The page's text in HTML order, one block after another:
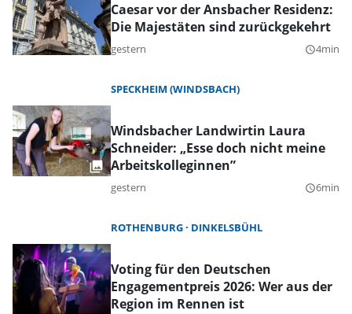
Caesar vor der Ansbacher Residenz:
Die Majestäten sind zurückgekehrt
gestern query_builder4min
SPECKHEIM (WINDSBACH)
Windsbacher Landwirtin Laura
Schneider: „Esse doch nicht meine
Arbeitskolleginnen”
gestern query_builder6min
ROTHENBURG DINKELSBÜHL
Voting für den Deutschen
Engagementpreis 2026: Wer aus der
Region im Rennen ist